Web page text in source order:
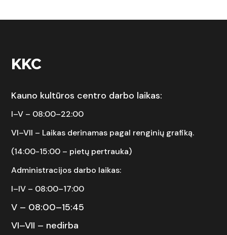
KKC
Kauno kultūros centro darbo laikas:
I–V – 08:00–22:00
VI–VII – Laikas derinamas pagal renginių grafiką.
(14:00-15:00 – pietų pertrauka)
Administracijos darbo laikas:
I–IV – 08:00–17:00
V – 08:00–15:45
VI–VII – nedirba